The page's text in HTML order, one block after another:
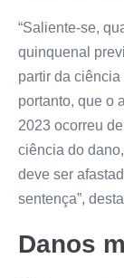
“Saliente-se,
quinquenal
partir da
portanto, que o
2023 ocorreu
ciência do
deve ser
sentença”,
Danos